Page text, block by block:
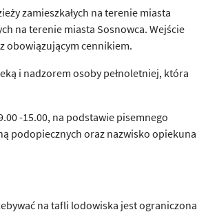
zamieszkałych na terenie miasta
na terenie miasta Sosnowca. Wejście
obowiązującym cennikiem.
i nadzorem osoby pełnoletniej, która
-15.00, na podstawie pisemnego
podopiecznych oraz nazwisko opiekuna
na tafli lodowiska jest ograniczona